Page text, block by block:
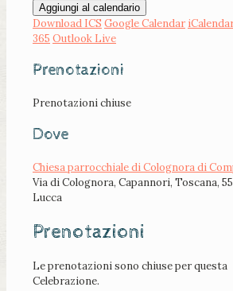
Aggiungi al calendario
Download ICS Google Calendar
365 Outlook Live
Prenotazioni
Prenotazioni chiuse
Dove
Chiesa parrocchiale di Colognora di
Via di Colognora, Capannori, Toscana,
Lucca
Prenotazioni
Le prenotazioni sono chiuse per questa
Celebrazione.